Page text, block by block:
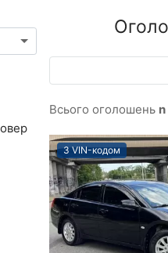
Всього оголошень
З VIN-кодом